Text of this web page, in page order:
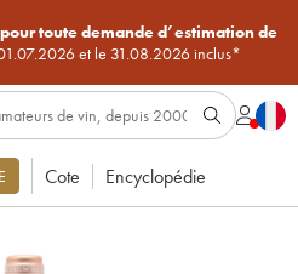
toute demande d’estimation de
et le 31.08.2026 inclus*
Cote Encyclopédie